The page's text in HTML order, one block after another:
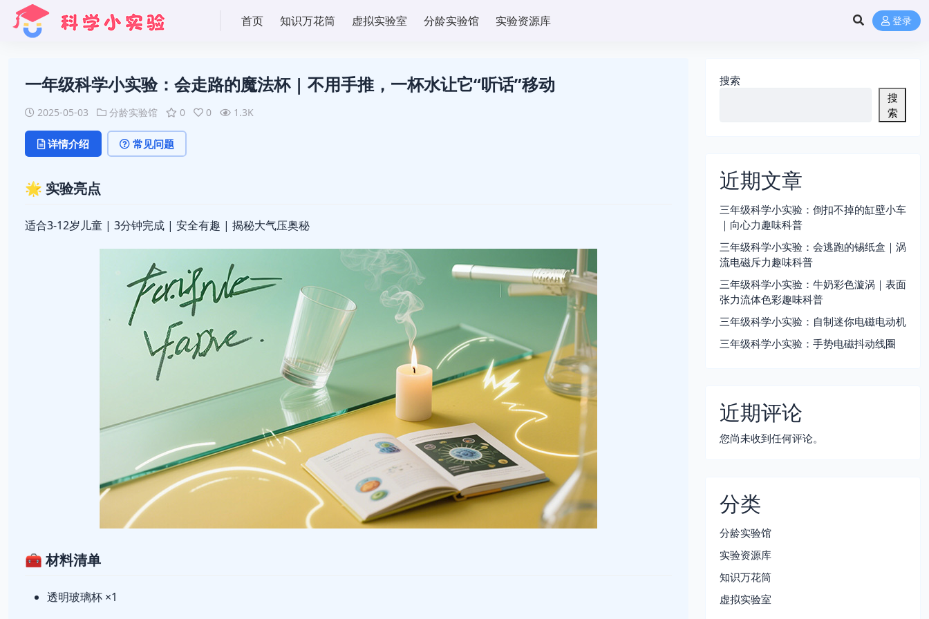
首页 知识万花筒 虚拟实验室 分龄实验馆 实验资源库 登录
一年级科学小实验：会走路的魔法杯 | 不用手推，一杯水让它“听话”移动
2025-05-03 分龄实验馆 0 0 1.3K
详情介绍 常见问题
🌟 实验亮点
适合3-12岁儿童 | 3分钟完成 | 安全有趣 | 揭秘大气压奥秘
🧰 材料清单
透明玻璃杯 ×1
搜索
搜
索
近期文章
三年级科学小实验：倒扣不掉的缸壁小车
｜向心力趣味科普
三年级科学小实验：会逃跑的锡纸盒｜涡
流电磁斥力趣味科普
三年级科学小实验：牛奶彩色漩涡｜表面
张力流体色彩趣味科普
三年级科学小实验：自制迷你电磁电动机
三年级科学小实验：手势电磁抖动线圈
近期评论
您尚未收到任何评论。
分类
分龄实验馆
实验资源库
知识万花筒
虚拟实验室